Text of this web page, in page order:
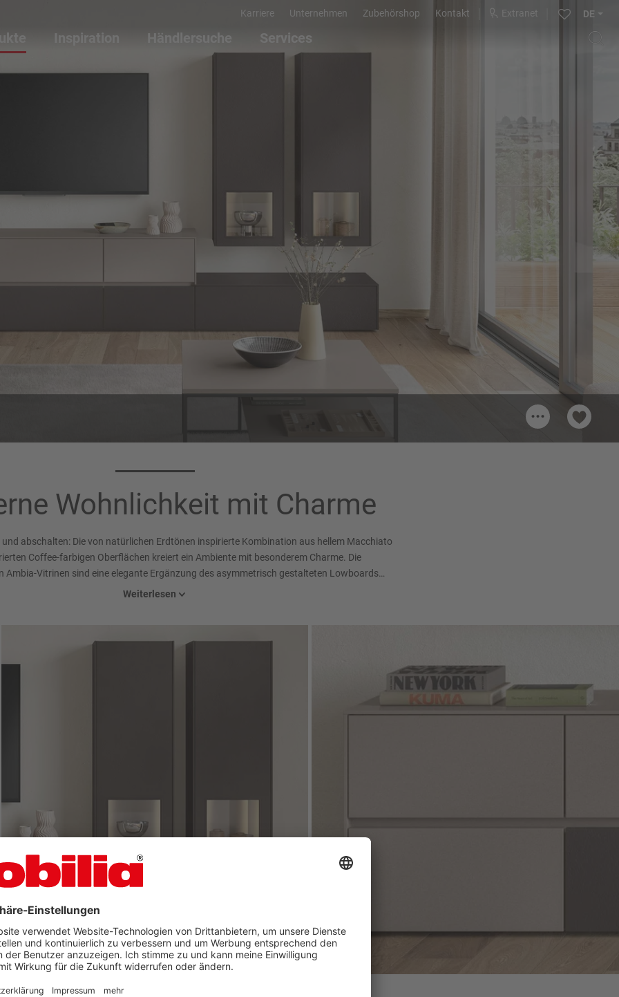
Karriere Unternehmen Zubehörshop Kontakt Extranet DE
Inspiration Händlersuche Services
...
071
Matt
Wohnlichkeit mit Charme
abschalten: Die von natürlichen Erdtönen inspirierte Kombination aus hellem Macchiato
Coffee-farbigen Oberflächen kreiert ein Ambiente mit besonderem Charme. Die
Ambia-Vitrinen sind eine elegante Ergänzung des asymmetrisch gestalteten Lowboards
nBOX-Schubkästen. Der Couchtisch fügt sich elegant in das Farbkonzept ein – ideal für ein
Weiterlesen